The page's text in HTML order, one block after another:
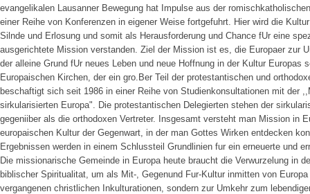
evangelikalen Lausanner Bewegung hat Impulse aus der
einer Reihe von Konferenzen in eigener Weise fortgefuhrt. Hier wird die
Silnde und Erlosung und somit als Herausforderung und Chance fUr eine
ausgerichtete Mission verstanden. Ziel der Mission ist es, die Europaer zur
der alleine Grund fUr neues Leben und neue Hoffnung in der Kultur Europas
Europaischen Kirchen, der ein gro.Ber Teil der protestantischen und
beschaftigt sich seit 1986 in einer Reihe von Studienkonsultationen mit der
sirkularisierten Europa". Die protestantischen Delegierten stehen der
gegeniiber als die orthodoxen Vertreter. Insgesamt versteht man Mission in
europaischen Kultur der Gegenwart, in der man Gottes Wirken entdecken
Ergebnissen werden in einem Schlussteil Grundlinien fur ein erneuerte und
Die missionarische Gemeinde in Europa heute braucht die Verwurzelung in
biblischer Spiritualitat, um als Mit-, Gegenund Fur-Kultur inmitten von
vergangenen christlichen Inkulturationen, sondern zur Umkehr zum